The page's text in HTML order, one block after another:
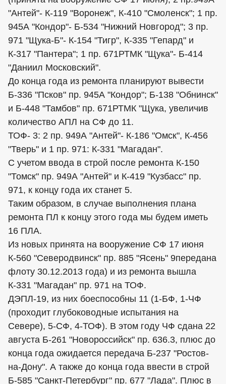
"Антей"- К-119 "Воронеж", К-410 "Смоленск"; 1 пр.
945А "Кондор"- Б-534 "Нижний Новгород"; 3 пр.
971 "Щука-Б"- К-154 "Тигр", К-335 "Гепард" и
К-317 "Пантера"; 1 пр. 671РТМК "Щука"- Б-414
"Даниил Московский".
До конца года из ремонта планируют вывести
Б-336 "Псков" пр. 945А "Кондор"; Б-138 "Обнинск"
и Б-448 "Тамбов" пр. 671РТМК "Щука, увеличив
количество АПЛ на СФ до 11.
ТОФ- 3: 2 пр. 949А "Антей"- К-186 "Омск", К-456
"Тверь" и 1 пр. 971: К-331 "Магадан".
С учетом ввода в строй после ремонта К-150
"Томск" пр. 949А "Антей" и К-419 "Кузбасс" пр.
971, к концу года их станет 5.
Таким образом, в случае выполнения плана
ремонта ПЛ к концу этого года мы будем иметь
16 ПЛА.
Из новых принята на вооружение СФ 17 июня
К-560 "Северодвинск" пр. 885 "Ясень" 9передана
флоту 30.12.2013 года) и из ремонта вышла
К-331 "Магадан" пр. 971 на ТОФ.
ДЭПЛ-19, из них боеспособны 11 (1-БФ, 1-ЧФ
(проходит глубоководные испытания на
Севере), 5-СФ, 4-ТОФ). В этом году ЧФ сдана 22
августа Б-261 "Новороссийск" пр. 636.3, плюс до
конца года ожидается передача Б-237 "Ростов-
на-Дону". А также до конца года ввести в строй
Б-585 "Санкт-Петербург" пр. 677 "Лада". Плюс в